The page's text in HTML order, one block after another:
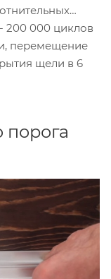
200 000 циклов
перемещение
щели в 6
порога